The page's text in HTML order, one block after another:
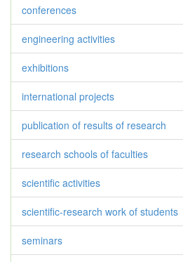
conferences
engineering activities
exhibitions
international projects
publication of results of research
research schools of faculties
scientific activities
scientific-research work of students
seminars